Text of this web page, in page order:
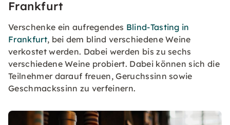
Frankfurt
Verschenke ein aufregendes Blind-Tasting in
Frankfurt, bei dem blind verschiedene Weine
verkostet werden. Dabei werden bis zu sechs
verschiedene Weine probiert. Dabei können sich die
Teilnehmer darauf freuen, Geruchssinn sowie
Geschmackssinn zu verfeinern.